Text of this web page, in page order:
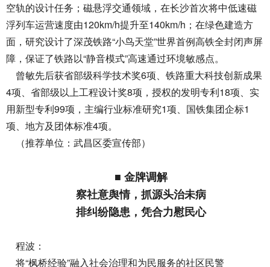
空轨的设计任务；磁悬浮交通领域，在长沙首次将中低速磁
浮列车运营速度由120km/h提升至140km/h；在绿色建造方
面，研究设计了深茂铁路“小鸟天堂”世界首例高铁全封闭声屏
障，保证了铁路以“静音模式”高速通过环境敏感点。
曾敏先后获省部级科学技术奖6项、铁路重大科技创新成果
4项、省部级以上工程设计奖8项，授权的发明专利18项、实
用新型专利99项，主编行业标准研究1项、国铁集团企标1
项、地方及团体标准4项。
（推荐单位：武昌区委宣传部）
■ 金牌调解
察社意舆情，抓源头治未病
排纠纷隐患，凭合力慰民心
程波：
将“枫桥经验”融入社会治理和为民服务的社区民警